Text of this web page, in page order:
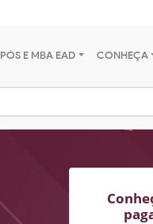
PÓS E MBA EAD CONHEÇA